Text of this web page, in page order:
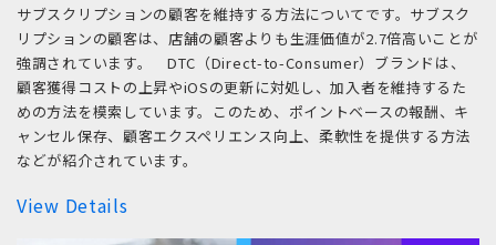
サブスクリプションの顧客を維持する方法についてです。サブスク
リプションの顧客は、店舗の顧客よりも生涯価値が2.7倍高いことが
強調されています。 DTC（Direct-to-Consumer）ブランドは、
顧客獲得コストの上昇やiOSの更新に対処し、加入者を維持するた
めの方法を模索しています。このため、ポイントベースの報酬、キ
ャンセル保存、顧客エクスペリエンス向上、柔軟性を提供する方法
などが紹介されています。
View Details